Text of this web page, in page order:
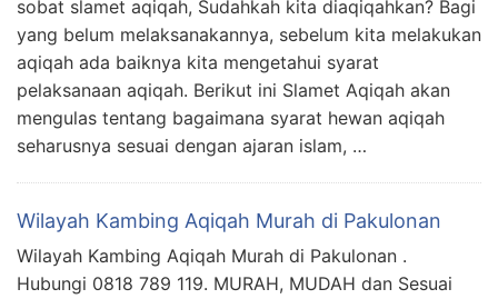
sobat slamet aqiqah, Sudahkah kita diaqiqahkan? Bagi
yang belum melaksanakannya, sebelum kita melakukan
aqiqah ada baiknya kita mengetahui syarat
pelaksanaan aqiqah. Berikut ini Slamet Aqiqah akan
mengulas tentang bagaimana syarat hewan aqiqah
seharusnya sesuai dengan ajaran islam, …
Wilayah Kambing Aqiqah Murah di Pakulonan
Wilayah Kambing Aqiqah Murah di Pakulonan .
Hubungi 0818 789 119. MURAH, MUDAH dan Sesuai